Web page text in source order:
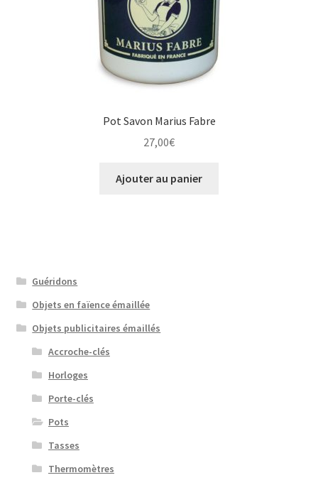
Pot Savon Marius Fabre
27,00€
Ajouter au panier
Guéridons
Objets en faïence émaillée
Objets publicitaires émaillés
Accroche-clés
Horloges
Porte-clés
Pots
Tasses
Thermomètres